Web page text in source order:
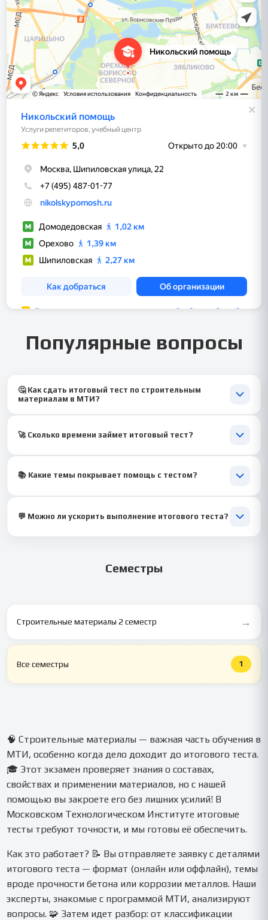
Популярные вопросы
🤔 Как сдать итоговый тест по строительным
материалам в МТИ?
экзамен.
🚀 Сколько времени займет итоговый тест?
📚 Какие темы покрывает помощь с тестом?
программе МТИ.
💬 Можно ли ускорить выполнение итогового теста?
Семестры
Строительные материалы 2 семестр →
Все семестры 1
🧠 Строительные материалы — важная часть обучения в
МТИ, особенно когда дело доходит до итогового теста.
🎓 Этот экзамен проверяет знания о составах,
свойствах и применении материалов, но с нашей
помощью вы закроете его без лишних усилий! В
Московском Технологическом Институте итоговые
тесты требуют точности, и мы готовы её обеспечить.
Как это работает? 📝 Вы отправляете заявку с деталями
итогового теста — формат (онлайн или оффлайн), темы
вроде прочности бетона или коррозии металлов. Наши
эксперты, знакомые с программой МТИ, анализируют
вопросы. 🧩 Затем идет разбор: от классификации